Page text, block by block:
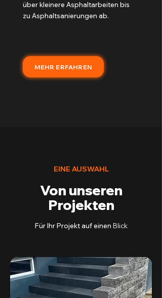
über kleinere Asphaltarbeiten bis
zu Asphaltsanierungen ab.
MEHR ERFAHREN
EINE AUSWAHL
Von unseren
Projekten
Für Ihr Projekt auf einen Blick